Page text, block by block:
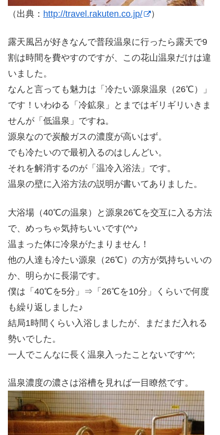
（出典： http://travel.rakuten.co.jp/ ）
露天風呂が好きなんで普段温泉に行ったら露天で9
割は時間を費やすのですが、この花山温泉だけは違
いました。
なんと言っても魅力は「冷たい源泉温泉（26℃）」
です！いわゆる「冷鉱泉」とまではギリギリいきま
せんが「低温泉」ですね。
源泉なので炭酸ガスの濃度が高いはず。
でも冷たいので最初入るのはしんどい。
それを解消するのが「温冷入浴法」です。
温泉の壁に入浴方法の説明が書いてありました。
大浴場（40℃の温泉）と源泉26℃を交互に入る方法
で、めっちゃ気持ちいいです(^^♪
温まった体に冷泉がたまりません！
他の人達も冷たい源泉（26℃）の方が気持ちいいの
か、明らかに長湯です。
僕は「40℃を5分」⇒「26℃を10分」くらいで何度
も繰り返しました♪
結局1時間くらい入浴しましたが、まだまだ入れる
勢いでした。
一人でこんなに長く温泉入ったことないです^^;
温泉濃度の濃さは浴槽を見れば一目瞭然です。